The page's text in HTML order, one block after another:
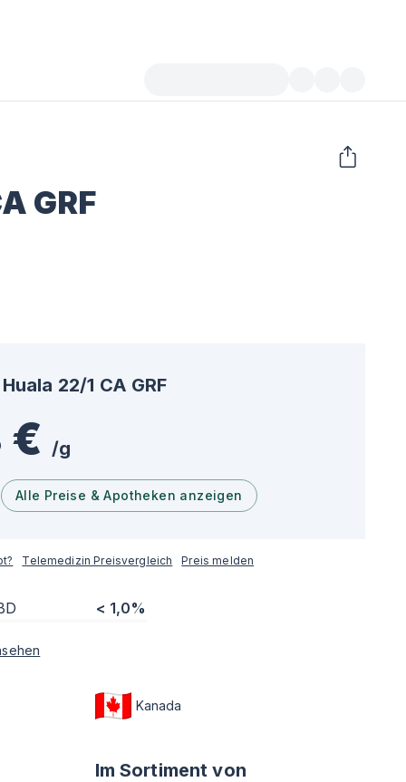
GRF
Huala 22/1 CA GRF
€ /g
Alle Preise & Apotheken anzeigen
Telemedizin Preisvergleich Preis melden
< 1,0%
Kanada
Im Sortiment von